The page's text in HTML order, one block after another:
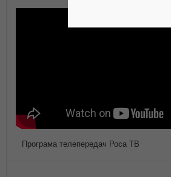
Програма телепередач Роса ТВ